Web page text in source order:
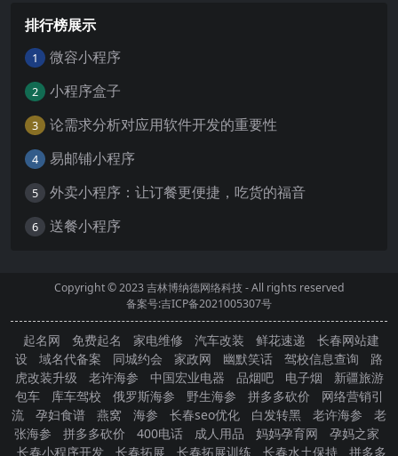
排行榜展示
1 微容小程序
2 小程序盒子
3 论需求分析对应用软件开发的重要性
4 易邮铺小程序
5 外卖小程序：让订餐更便捷，吃货的福音
6 送餐小程序
Copyright © 2023吉林博纳德网络科技- All rights reserved
备案号:吉ICP备2021005307号
起名网 免费起名 家电维修 汽车改装 鲜花速递
长春网站建
设
域名代备案 同城约会 家政网 幽默笑话 驾校信息查询
路
虎改装升级
老许海参 中国宏业电器 品烟吧 电子烟
新疆旅游
包车
库车驾校 俄罗斯海参 野生海参 拼多多砍价
网络营销引
流
孕妇食谱 燕窝 海参 长春seo优化 白发转黑 老许海参
老
张海参
拼多多砍价 400电话 成人用品 妈妈孕育网
孕妈之家
长春小程序开发
长春拓展 长春拓展训练 长春水土保持 拼多多